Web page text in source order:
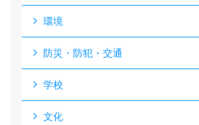
環境
防災・防犯・交通
学校
文化